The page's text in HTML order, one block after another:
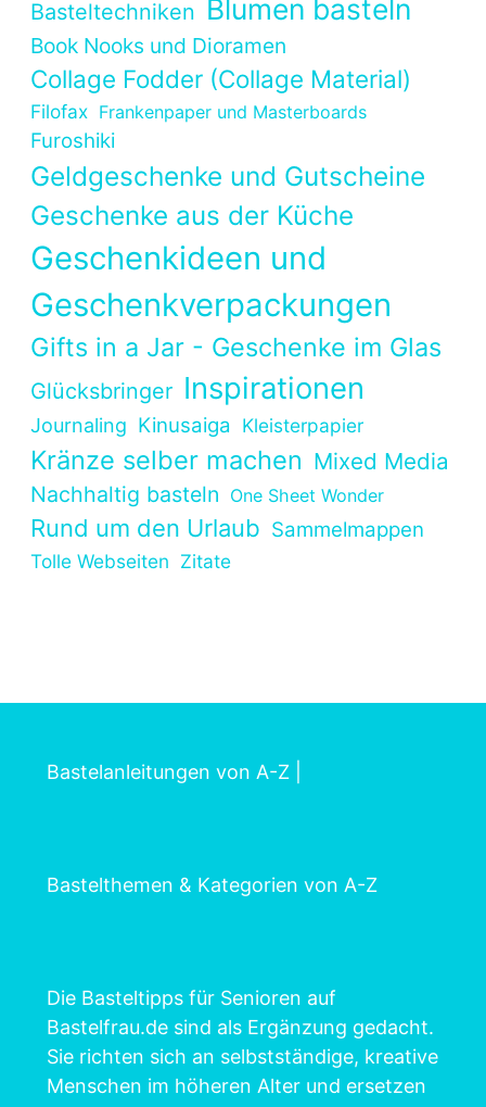
Basteltechniken Blumen basteln
Book Nooks und Dioramen
Collage Fodder (Collage Material)
Filofax Frankenpaper und Masterboards
Furoshiki
Geldgeschenke und Gutscheine
Geschenke aus der Küche
Geschenkideen und
Geschenkverpackungen
Gifts in a Jar - Geschenke im Glas
Glücksbringer Inspirationen
Journaling Kinusaiga Kleisterpapier
Kränze selber machen Mixed Media
Nachhaltig basteln One Sheet Wonder
Rund um den Urlaub Sammelmappen
Tolle Webseiten Zitate
Bastelanleitungen von A-Z|
Bastelthemen & Kategorien von A-Z
Die Basteltipps für Senioren auf
Bastelfrau.de sind als Ergänzung gedacht.
Sie richten sich an selbstständige, kreative
Menschen im höheren Alter und ersetzen